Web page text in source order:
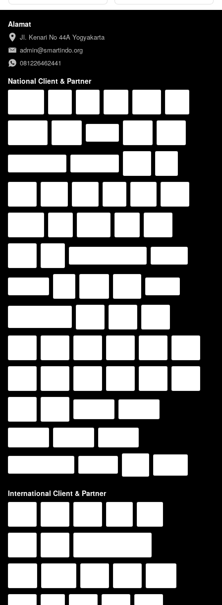
Alamat
Jl. Kenari No 44A Yogyakarta
admin@smartindo.org
081226462441
National Client & Partner
International Client & Partner